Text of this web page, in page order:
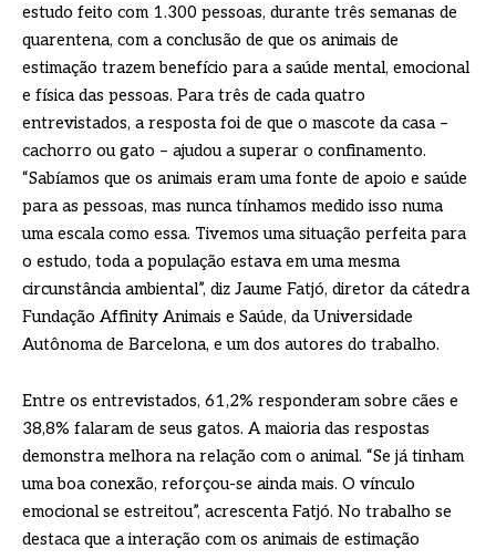
estudo feito com 1.300 pessoas, durante três semanas de
quarentena, com a conclusão de que os animais de
estimação trazem benefício para a saúde mental, emocional
e física das pessoas. Para três de cada quatro
entrevistados, a resposta foi de que o mascote da casa –
cachorro ou gato – ajudou a superar o confinamento.
“Sabíamos que os animais eram uma fonte de apoio e saúde
para as pessoas, mas nunca tínhamos medido isso numa
uma escala como essa. Tivemos uma situação perfeita para
o estudo, toda a população estava em uma mesma
circunstância ambiental”, diz Jaume Fatjó, diretor da cátedra
Fundação Affinity Animais e Saúde, da Universidade
Autônoma de Barcelona, e um dos autores do trabalho.
Entre os entrevistados, 61,2% responderam sobre cães e
38,8% falaram de seus gatos. A maioria das respostas
demonstra melhora na relação com o animal. “Se já tinham
uma boa conexão, reforçou-se ainda mais. O vínculo
emocional se estreitou”, acrescenta Fatjó. No trabalho se
destaca que a interação com os animais de estimação